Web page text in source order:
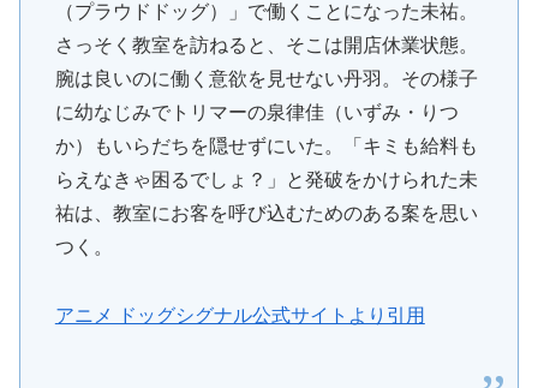
（プラウドドッグ）」で働くことになった未祐。
さっそく教室を訪ねると、そこは開店休業状態。
腕は良いのに働く意欲を見せない丹羽。その様子
に幼なじみでトリマーの泉律佳（いずみ・りつ
か）もいらだちを隠せずにいた。「キミも給料も
らえなきゃ困るでしょ？」と発破をかけられた未
祐は、教室にお客を呼び込むためのある案を思い
つく。
アニメ ドッグシグナル公式サイトより引用